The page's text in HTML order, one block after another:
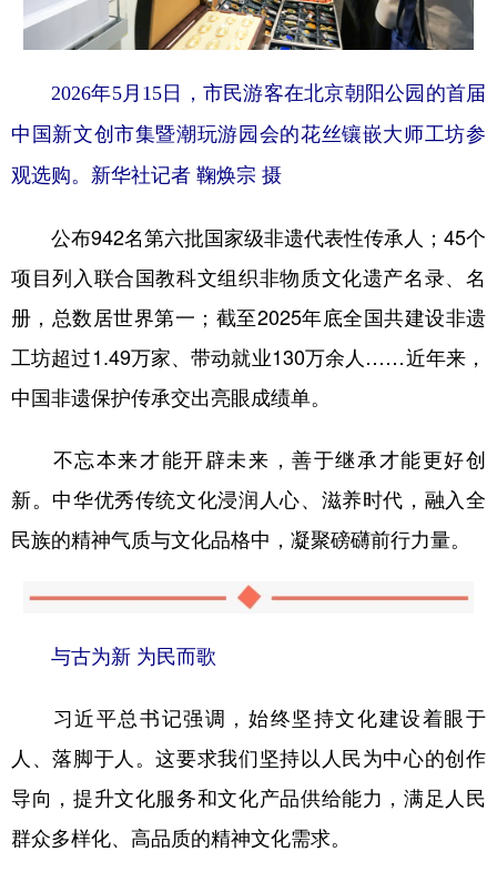
2026年5月15日，市民游客在北京朝阳公园的首届
中国新文创市集暨潮玩游园会的花丝镶嵌大师工坊参
观选购。新华社记者 鞠焕宗 摄
公布942名第六批国家级非遗代表性传承人；45个
项目列入联合国教科文组织非物质文化遗产名录、名
册，总数居世界第一；截至2025年底全国共建设非遗
工坊超过1.49万家、带动就业130万余人……近年来，
中国非遗保护传承交出亮眼成绩单。
不忘本来才能开辟未来，善于继承才能更好创
新。中华优秀传统文化浸润人心、滋养时代，融入全
民族的精神气质与文化品格中，凝聚磅礴前行力量。
与古为新 为民而歌
习近平总书记强调，始终坚持文化建设着眼于
人、落脚于人。这要求我们坚持以人民为中心的创作
导向，提升文化服务和文化产品供给能力，满足人民
群众多样化、高品质的精神文化需求。